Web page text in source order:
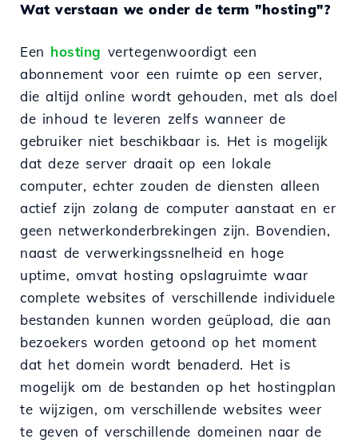
Wat verstaan we onder de term "hosting"?
Een hosting vertegenwoordigt een
abonnement voor een ruimte op een server,
die altijd online wordt gehouden, met als doel
de inhoud te leveren zelfs wanneer de
gebruiker niet beschikbaar is. Het is mogelijk
dat deze server draait op een lokale
computer, echter zouden de diensten alleen
actief zijn zolang de computer aanstaat en er
geen netwerkonderbrekingen zijn. Bovendien,
naast de verwerkingssnelheid en hoge
uptime, omvat hosting opslagruimte waar
complete websites of verschillende individuele
bestanden kunnen worden geüpload, die aan
bezoekers worden getoond op het moment
dat het domein wordt benaderd. Het is
mogelijk om de bestanden op het hostingplan
te wijzigen, om verschillende websites weer
te geven of verschillende domeinen naar de